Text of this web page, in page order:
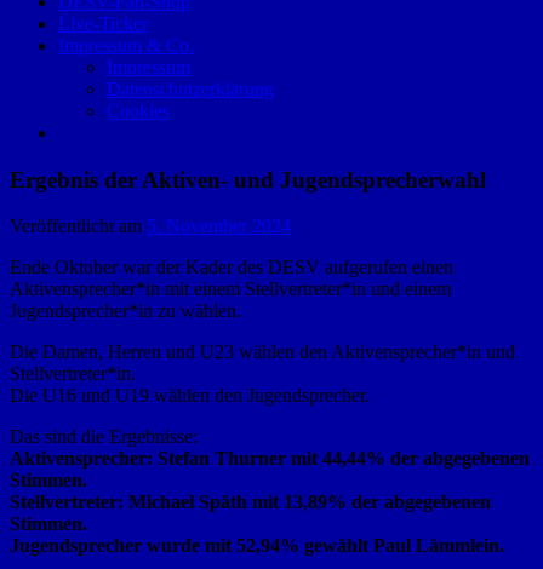
Live-Ticker
Impressum & Co.
Impressum
Datenschutzerklärung
Cookies
Ergebnis der Aktiven- und Jugendsprecherwahl
Veröffentlicht am 5. November 2024
Ende Oktober war der Kader des DESV aufgerufen einen
Aktivensprecher*in mit einem Stellvertreter*in und einem
Jugendsprecher*in zu wählen.
Die Damen, Herren und U23 wählen den Aktivensprecher*in und
Stellvertreter*in.
Die U16 und U19 wählen den Jugendsprecher.
Das sind die Ergebnisse:
Aktivensprecher: Stefan Thurner mit 44,44% der abgegebenen
Stimmen.
Stellvertreter: Michael Späth mit 13,89% der abgegebenen
Stimmen.
Jugendsprecher wurde mit 52,94% gewählt Paul Lämmlein.